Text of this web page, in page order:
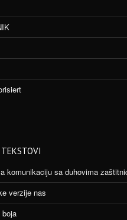
komunikaciju sa duhovima
verzije nas
boja